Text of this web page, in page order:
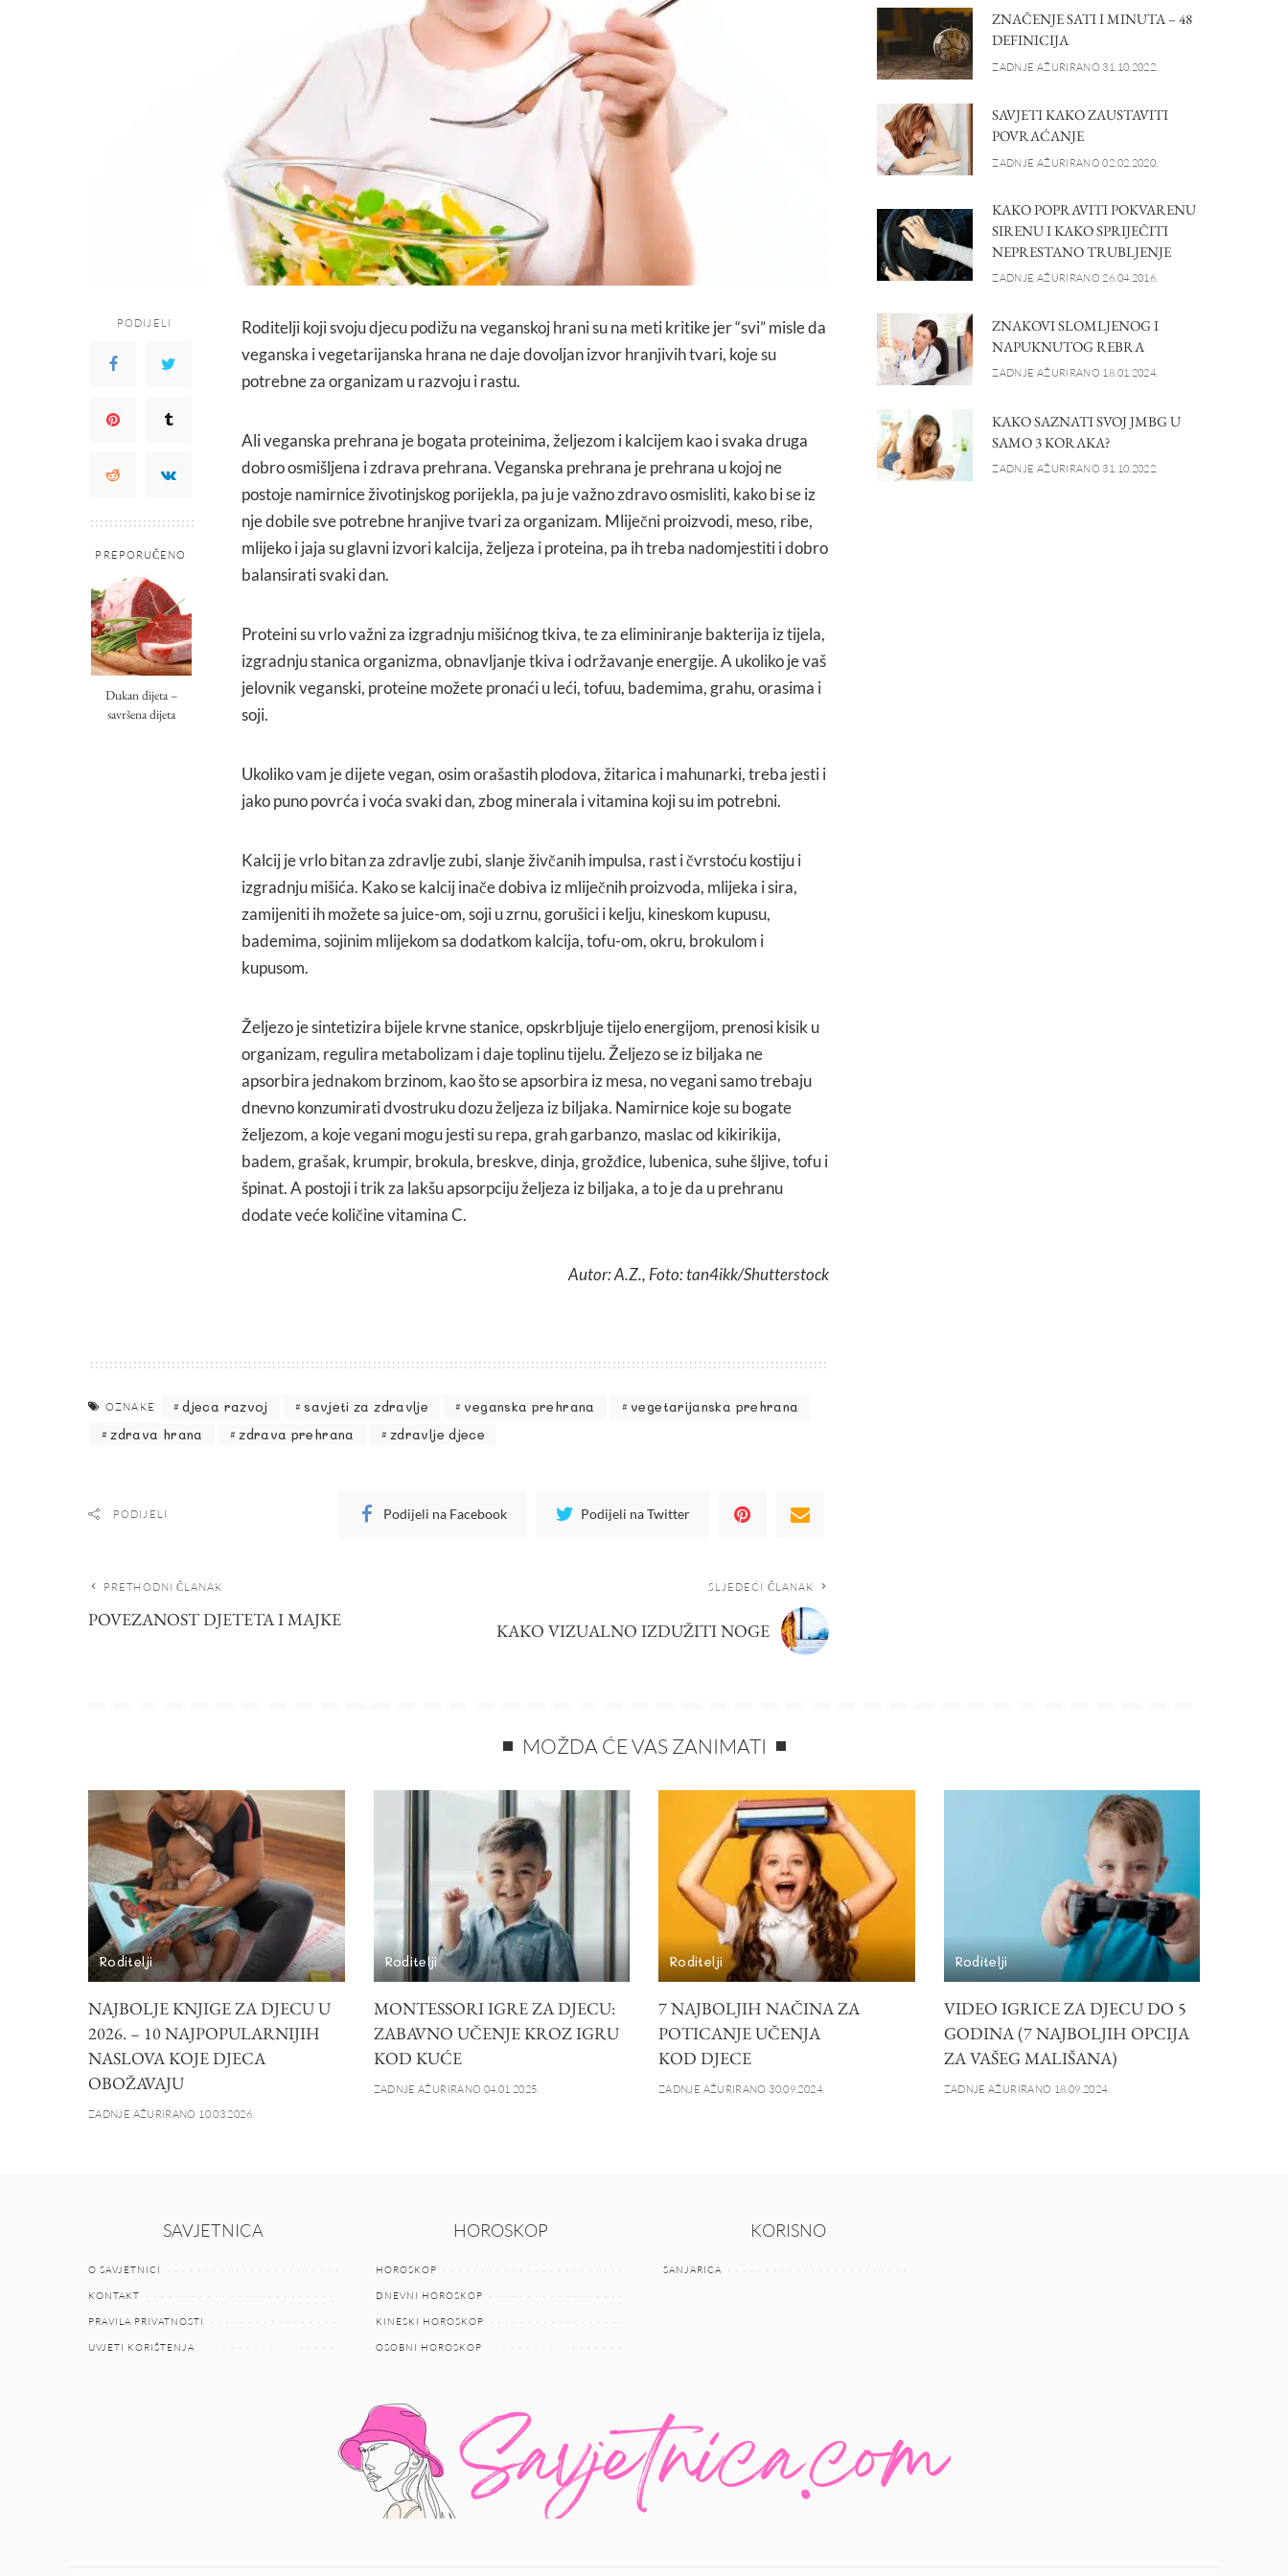
PODIJELI
PREPORUČENO
Dukan dijeta –
savršena dijeta
Roditelji koji svoju djecu podižu na veganskoj hrani su na meti kritike jer “svi” misle da
veganska i vegetarijanska hrana ne daje dovoljan izvor hranjivih tvari, koje su
potrebne za organizam u razvoju i rastu.
Ali veganska prehrana je bogata proteinima, željezom i kalcijem kao i svaka druga
dobro osmišljena i zdrava prehrana. Veganska prehrana je prehrana u kojoj ne
postoje namirnice životinjskog porijekla, pa ju je važno zdravo osmisliti, kako bi se iz
nje dobile sve potrebne hranjive tvari za organizam. Mliječni proizvodi, meso, ribe,
mlijeko i jaja su glavni izvori kalcija, željeza i proteina, pa ih treba nadomjestiti i dobro
balansirati svaki dan.
Proteini su vrlo važni za izgradnju mišićnog tkiva, te za eliminiranje bakterija iz tijela,
izgradnju stanica organizma, obnavljanje tkiva i održavanje energije. A ukoliko je vaš
jelovnik veganski, proteine možete pronaći u leći, tofuu, bademima, grahu, orasima i
soji.
Ukoliko vam je dijete vegan, osim orašastih plodova, žitarica i mahunarki, treba jesti i
jako puno povrća i voća svaki dan, zbog minerala i vitamina koji su im potrebni.
Kalcij je vrlo bitan za zdravlje zubi, slanje živčanih impulsa, rast i čvrstoću kostiju i
izgradnju mišića. Kako se kalcij inače dobiva iz mliječnih proizvoda, mlijeka i sira,
zamijeniti ih možete sa juice-om, soji u zrnu, gorušici i kelju, kineskom kupusu,
bademima, sojinim mlijekom sa dodatkom kalcija, tofu-om, okru, brokulom i
kupusom.
Željezo je sintetizira bijele krvne stanice, opskrbljuje tijelo energijom, prenosi kisik u
organizam, regulira metabolizam i daje toplinu tijelu. Željezo se iz biljaka ne
apsorbira jednakom brzinom, kao što se apsorbira iz mesa, no vegani samo trebaju
dnevno konzumirati dvostruku dozu željeza iz biljaka. Namirnice koje su bogate
željezom, a koje vegani mogu jesti su repa, grah garbanzo, maslac od kikirikija,
badem, grašak, krumpir, brokula, breskve, dinja, grožđice, lubenica, suhe šljive, tofu i
špinat. A postoji i trik za lakšu apsorpciju željeza iz biljaka, a to je da u prehranu
dodate veće količine vitamina C.
Autor: A.Z., Foto: tan4ikk/Shutterstock
OZNAKE djeca razvoj savjeti za zdravlje veganska prehrana
vegetarijanska prehrana
zdrava hrana
zdrava prehrana zdravlje djece
PODIJELI Podijeli na Facebook Podijeli na Twitter
PRETHODNI ČLANAK
POVEZANOST DJETETA I MAJKE
SLJEDEĆI ČLANAK
KAKO VIZUALNO IZDUŽITI NOGE
ZNAČENJE SATI I MINUTA – 48
DEFINICIJA
ZADNJE AŽURIRANO 31.10.2022.
SAVJETI KAKO ZAUSTAVITI
POVRAĆANJE
ZADNJE AŽURIRANO 02.02.2020.
KAKO POPRAVITI POKVARENU
SIRENU I KAKO SPRIJEČITI
NEPRESTANO TRUBLJENJE
ZADNJE AŽURIRANO 26.04.2016.
ZNAKOVI SLOMLJENOG I
NAPUKNUTOG REBRA
ZADNJE AŽURIRANO 18.01.2024.
KAKO SAZNATI SVOJ JMBG U
SAMO 3 KORAKA?
ZADNJE AŽURIRANO 31.10.2022.
MOŽDA ĆE VAS ZANIMATI
Roditelji
NAJBOLJE KNJIGE ZA DJECU U
2026. – 10 NAJPOPULARNIJIH
NASLOVA KOJE DJECA
OBOŽAVAJU
ZADNJE AŽURIRANO 10.03.2026.
Roditelji
MONTESSORI IGRE ZA DJECU:
ZABAVNO UČENJE KROZ IGRU
KOD KUĆE
ZADNJE AŽURIRANO 04.01.2025.
Roditelji
7 NAJBOLJIH NAČINA ZA
POTICANJE UČENJA
KOD DJECE
ZADNJE AŽURIRANO 30.09.2024.
Roditelji
VIDEO IGRICE ZA DJECU DO 5
GODINA (7 NAJBOLJIH OPCIJA
ZA VAŠEG MALIŠANA)
ZADNJE AŽURIRANO 18.09.2024.
SAVJETNICA
O SAVJETNICI
KONTAKT
PRAVILA PRIVATNOSTI
UVJETI KORIŠTENJA
HOROSKOP
HOROSKOP
DNEVNI HOROSKOP
KINESKI HOROSKOP
OSOBNI HOROSKOP
KORISNO
SANJARICA